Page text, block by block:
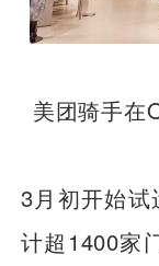
美团骑手在
3月初开始试
计超1400家